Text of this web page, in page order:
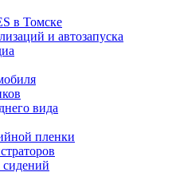
в Томске
и автозапуска
вида
пленки
сидений